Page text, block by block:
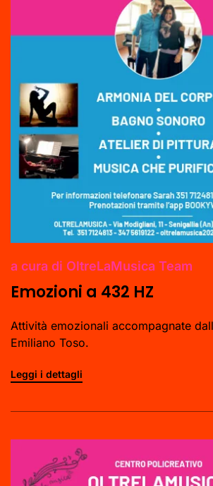
a cura di OltreLaMusica Team
Emozioni a 432 HZ
Attività emozionali accompagnate
Emiliano Toso.
Leggi i dettagli